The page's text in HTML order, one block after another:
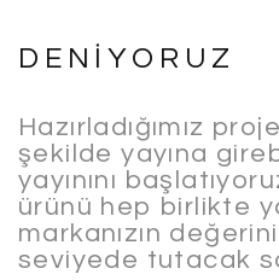
DENİYORUZ
Hazırladığımız
şekilde yayına
yayınını
ürünü hep birlikte
markanızın
seviyede tutacak